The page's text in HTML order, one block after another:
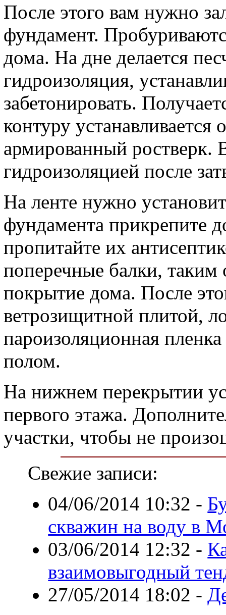
После этого вам нужно
фундамент.
дома. На дне делается
гидроизоляция,
забетонировать.
контуру
армированный ростверк.
гидроизоляцией после
На ленте нужно
фундамента прикрепите
пропитайте их
поперечные балки,
покрытие дома. После
ветрозищитной плитой,
пароизоляционная
полом.
На нижнем перекрытии
первого этажа.
участки, чтобы не
Свежие записи:
04/06/2014 10:32 -
скважин на воду в
03/06/2014 12:32 -
взаимовыгодный
27/05/2014 18:02 -